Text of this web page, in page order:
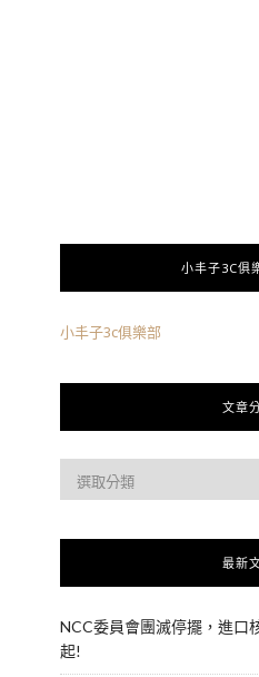
小丰子3C俱
小丰子3c俱樂部
文章
最新
NCC委員會團滅停擺，進口
起!